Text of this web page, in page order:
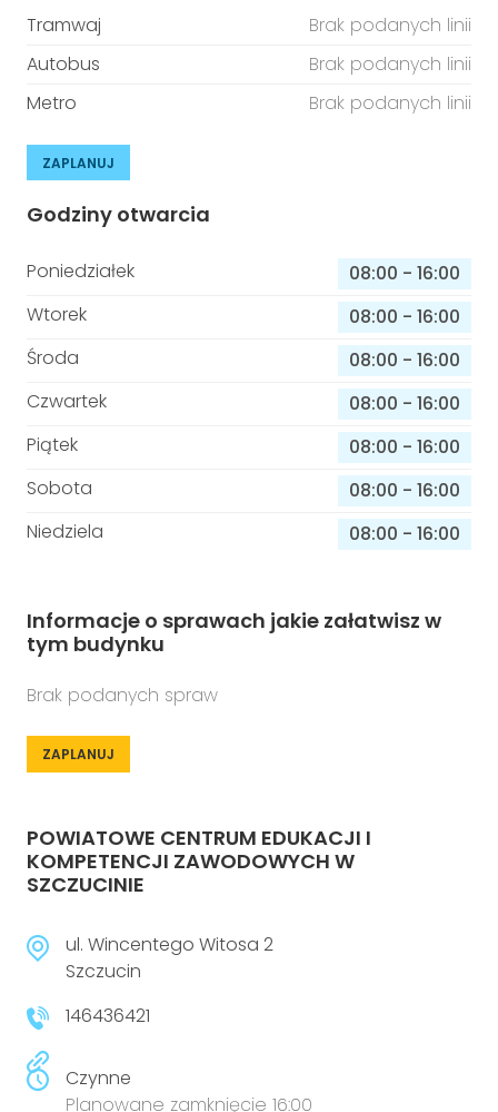
Tramwaj
Brak podanych linii
Autobus
Brak podanych linii
Metro
Brak podanych linii
ZAPLANUJ
Godziny otwarcia
Poniedziałek 08:00 - 16:00
Wtorek
08:00 - 16:00
Środa
08:00 - 16:00
Czwartek
08:00 - 16:00
Piątek
08:00 - 16:00
Sobota
08:00 - 16:00
Niedziela
08:00 - 16:00
Informacje o sprawach jakie załatwisz w
tym budynku
Brak podanych spraw
ZAPLANUJ
POWIATOWE CENTRUM EDUKACJI I
KOMPETENCJI ZAWODOWYCH W
SZCZUCINIE
ul. Wincentego Witosa 2
Szczucin
146436421
Czynne
Planowane zamknięcie 16:00